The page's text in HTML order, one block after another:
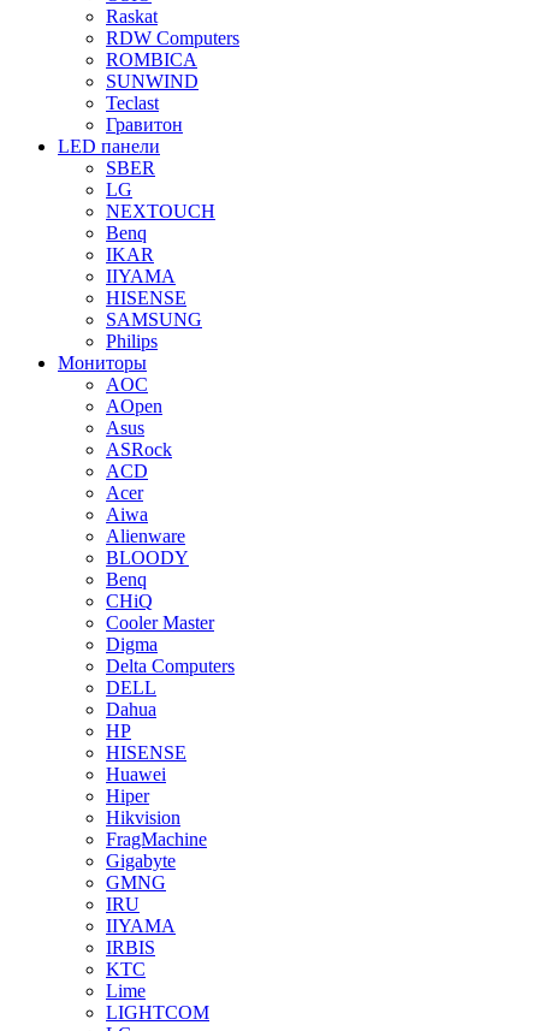
Raskat
RDW Computers
ROMBICA
SUNWIND
Teclast
Гравитон
LED панели
SBER
LG
NEXTOUCH
Benq
IKAR
IIYAMA
HISENSE
SAMSUNG
Philips
Мониторы
AOC
AOpen
Asus
ASRock
ACD
Acer
Aiwa
Alienware
BLOODY
Benq
CHiQ
Cooler Master
Digma
Delta Computers
DELL
Dahua
HP
HISENSE
Huawei
Hiper
Hikvision
FragMachine
Gigabyte
GMNG
IRU
IIYAMA
IRBIS
KTC
Lime
LIGHTCOM